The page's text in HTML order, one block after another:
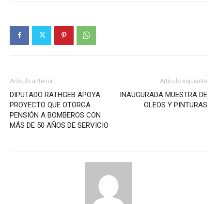
Artículo anterior
DIPUTADO RATHGEB APOYA
PROYECTO QUE OTORGA
PENSIÓN A BOMBEROS CON
MÁS DE 50 AÑOS DE SERVICIO
Artículo siguiente
INAUGURADA MUESTRA DE
OLEOS Y PINTURAS